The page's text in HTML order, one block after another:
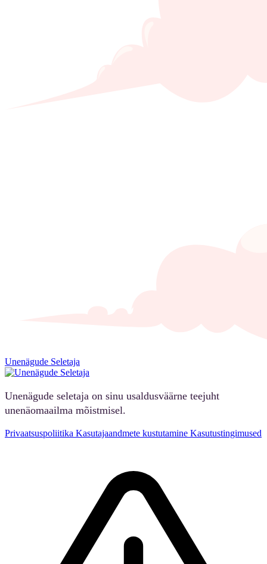
Unenägude Seletaja
Unenägude seletaja on sinu usaldusväärne teejuht
unenäomaailma mõistmisel.
Privaatsuspoliitika Kasutajaandmete kustutamine Kasutustingimused